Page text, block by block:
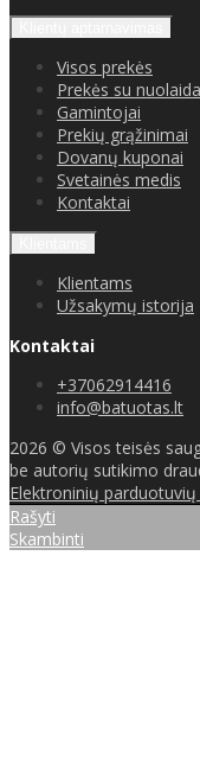
Visos prekės
Prekės su nuolaida
Gamintojai
Prekių grąžinimai
Dovanų kuponai
Svetainės medis
Kontaktai
Klientams
Užsakymų istorija
Kontaktai
+37062914416
info@batuotas.lt
2026 © Visos teisės
be autorių sutikimo
Elektroninių
Rašyti
Skambinti